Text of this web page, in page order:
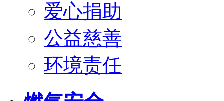
爱心捐助
公益慈善
环境责任